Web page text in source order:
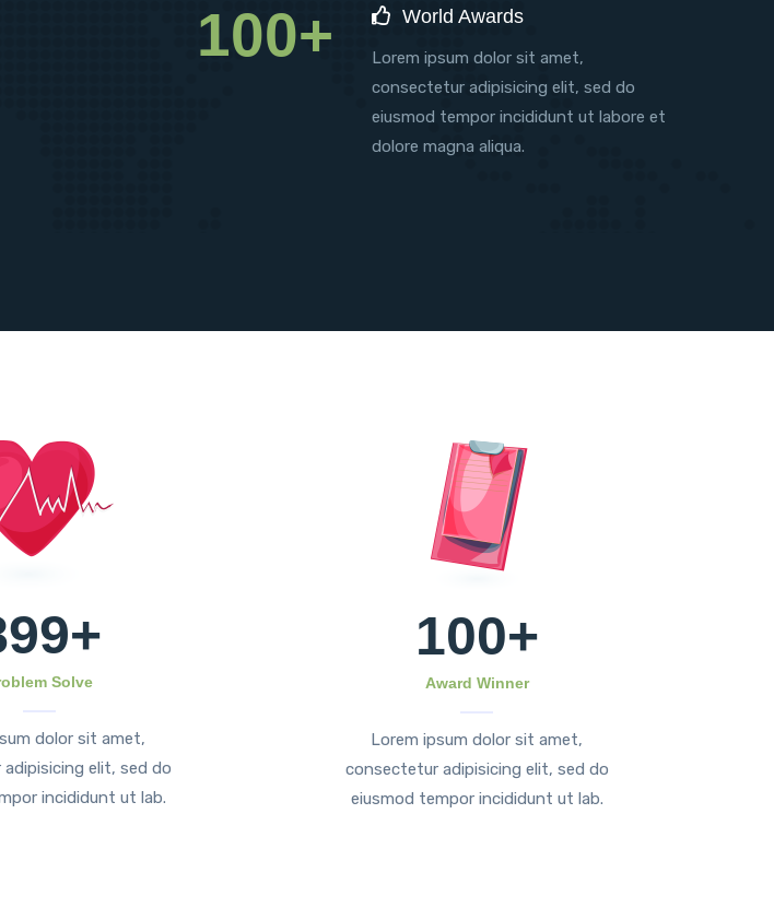
100+ World Awards
Lorem ipsum dolor sit amet,
consectetur adipisicing elit, sed do
eiusmod tempor incididunt ut labore et
dolore magna aliqua.
+
Solve
dolor sit amet,
elit, sed do
incididunt ut lab.
100+
Award Winner
Lorem ipsum dolor sit amet,
consectetur adipisicing elit, sed do
eiusmod tempor incididunt ut lab.